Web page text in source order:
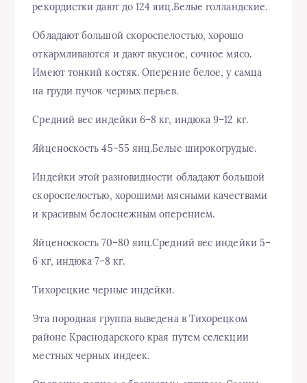
рекордистки дают до 124 яиц.Белые голландские.
Обладают большой скороспелостью, хорошо
откармливаются и дают вкусное, сочное мясо.
Имеют тонкий костяк. Оперение белое, у самца
на груди пучок черных перьев.
Средний вес индейки 6–8 кг, индюка 9–12 кг.
Яйценоскость 45–55 яиц.Белые широкогрудые.
Индейки этой разновидности обладают большой
скороспелостью, хорошими мясными качествами
и красивым белоснежным оперением.
Яйценоскость 70–80 яиц.Средний вес индейки 5–
6 кг, индюка 7–8 кг.
Тихорецкие черные индейки.
Эта породная группа выведена в Тихорецком
районе Краснодарского края путем селекции
местных черных индеек.